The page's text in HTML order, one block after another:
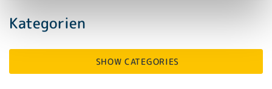
Kategorien
SHOW CATEGORIES